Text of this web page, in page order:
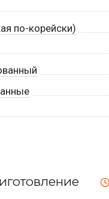
по-корейски)